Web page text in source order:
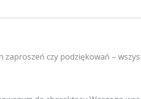
zaproszeń czy podziękowań –